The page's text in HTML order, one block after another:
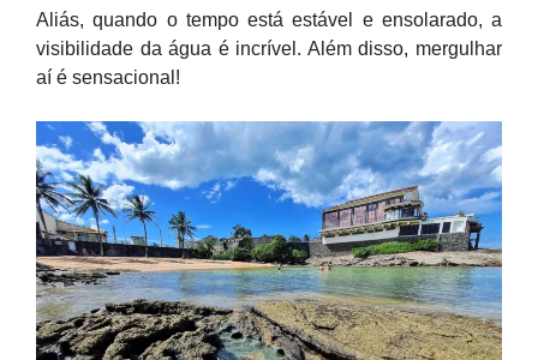
Aliás, quando o tempo está estável e ensolarado, a
visibilidade da água é incrível. Além disso, mergulhar
aí é sensacional!